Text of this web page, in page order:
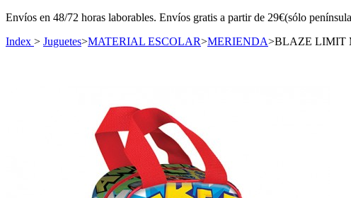
Envíos en 48/72 horas laborables. Envíos gratis a partir de 29€(sólo
Index > Juguetes>MATERIAL ESCOLAR>MERIENDA>BLAZE LIMIT